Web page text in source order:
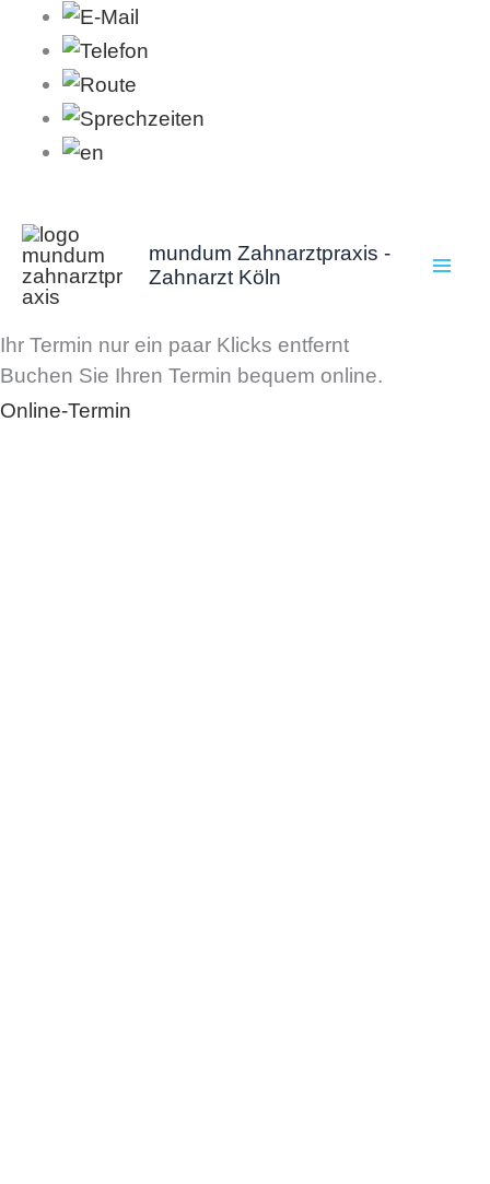
Inhalt
springen
mundum Zahnarztpraxis -
Zahnarzt Köln
Ihr Termin nur ein paar Klicks entfernt
Buchen Sie Ihren Termin bequem online.
Online-Termin